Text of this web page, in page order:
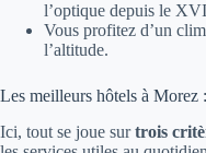
l’optique depuis le
Vous profitez d’un
l’altitude.
Les meilleurs hôtels à
Ici, tout se joue surtrois